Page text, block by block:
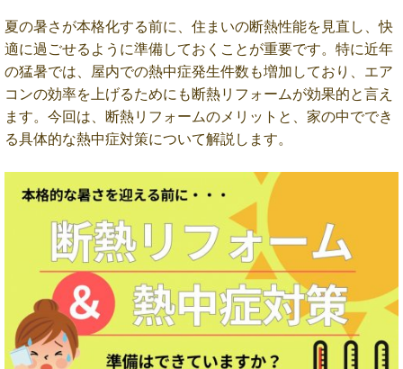
夏の暑さが本格化する前に、住まいの断熱性能を見直し、快
適に過ごせるように準備しておくことが重要です。特に近年
の猛暑では、屋内での熱中症発生件数も増加しており、エア
コンの効率を上げるためにも断熱リフォームが効果的と言え
ます。今回は、断熱リフォームのメリットと、家の中ででき
る具体的な熱中症対策について解説します。